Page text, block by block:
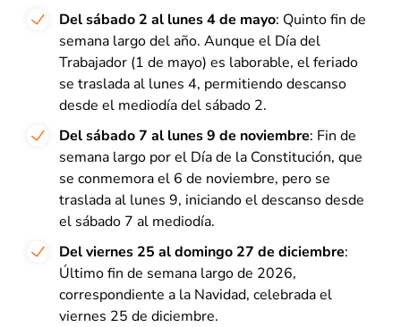
Del sábado 2 al lunes 4 de mayo: Quinto fin de
semana largo del año. Aunque el Día del
Trabajador (1 de mayo) es laborable, el feriado
se traslada al lunes 4, permitiendo descanso
desde el mediodía del sábado 2.
Del sábado 7 al lunes 9 de noviembre: Fin de
semana largo por el Día de la Constitución, que
se conmemora el 6 de noviembre, pero se
traslada al lunes 9, iniciando el descanso desde
el sábado 7 al mediodía.
Del viernes 25 al domingo 27 de diciembre:
Último fin de semana largo de 2026,
correspondiente a la Navidad, celebrada el
viernes 25 de diciembre.